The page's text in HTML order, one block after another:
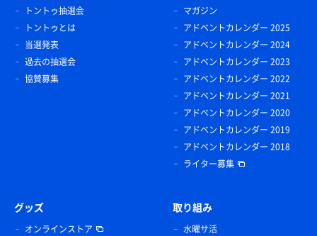
トントゥ抽選会
トントゥとは
当選発表
過去の抽選会
協賛募集
マガジン
アドベントカレンダー 2025
アドベントカレンダー 2024
アドベントカレンダー 2023
アドベントカレンダー 2022
アドベントカレンダー 2021
アドベントカレンダー 2020
アドベントカレンダー 2019
アドベントカレンダー 2018
ライター募集
グッズ
オンラインストア
取り組み
水曜サ活